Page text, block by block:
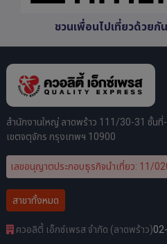
ชวนเพื่อนไปเที่ยวด้วยกั
สำนักงานใหญ่ ลาดพร้าว 111/30-31 ชั้นที่
เขตจตุจักร กรุงเทพฯ 10900
เลขอนุญาตประกอบธุรกิจนำเที่ยว: 11/
สาขาทั้งหมด
ควอลิตี้ เอ็กซ์เพรส จำกัด (ลาดพร้าว)